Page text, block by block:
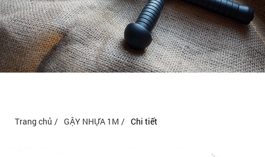
Trang chủ GẬY NHỰA 1M Chi tiết